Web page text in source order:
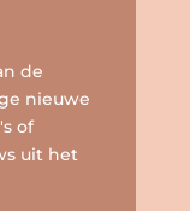
de
nieuwe
of
uit het